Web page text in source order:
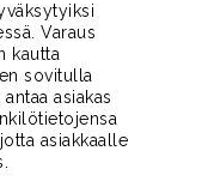
Varaus
kautta
sovitulla
asiakas
asiakkaalle